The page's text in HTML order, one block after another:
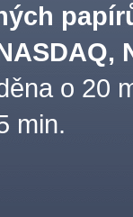
o 20
min.